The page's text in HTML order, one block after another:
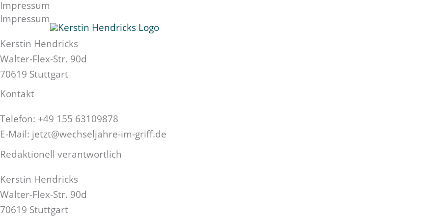
Zum
Inhalt
springen
Impressum
Impressum
Kerstin Hendricks
Walter-Flex-Str. 90d
70619 Stuttgart
Kontakt
Telefon: +49 155 63109878
E-Mail: jetzt@wechseljahre-im-griff.de
Redaktionell verantwortlich
Kerstin Hendricks
Walter-Flex-Str. 90d
70619 Stuttgart